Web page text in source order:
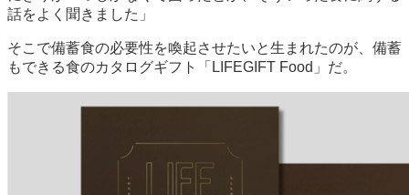
話をよく聞きました」
そこで備蓄食の必要性を喚起させたいと生まれたのが、備蓄
もできる食のカタログギフト「LIFEGIFT Food」だ。